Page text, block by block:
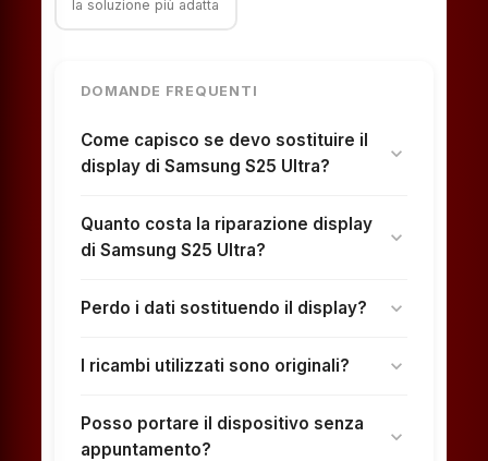
la soluzione più adatta
DOMANDE FREQUENTI
Come capisco se devo sostituire il
display di Samsung S25 Ultra?
expand_more
Quanto costa la riparazione display
di Samsung S25 Ultra?
expand_more
Perdo i dati sostituendo il display? expand_more
I ricambi utilizzati sono originali? expand_more
Posso portare il dispositivo senza
appuntamento?
expand_more